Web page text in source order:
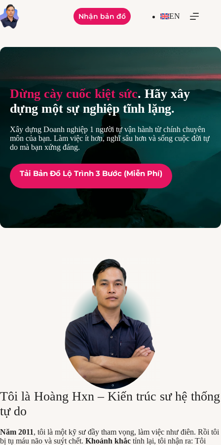
Skip
to
content
Nhận bản đồ EN
Dừng cày cuốc kiệt sức. Hãy xây
dựng một sự nghiệp tĩnh lặng.
Xây dựng Doanh nghiệp 1 người tự vận hành từ chính chuyên
môn của bạn. Làm việc ít hơn, nghĩ sâu hơn và sống cuộc đời tự
do mà bạn xứng đáng.
Tải Bản Đồ Lộ Trình 3 Bước (Miễn Phí)
Tôi là Hoàng Hxn – Kiến trúc sư hệ thống
tự do
Năm 2011, tôi là một kỹ sư đầy tham vọng, làm việc như điên. Rồi tôi
bị tụ máu não và suýt chết. Khoảnh khắc tỉnh lại, tôi nhận ra: Tôi